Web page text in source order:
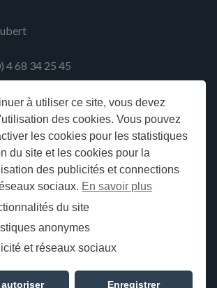
à utiliser ce site, vous devez
des cookies. Vous pouvez
les cookies pour les statistiques
du site et les cookies pour la
des publicités et connections
sociaux. En savoir plus
du sitedu site
anonymes
anonymes
et réseaux sociaux
et réseaux sociaux
Enregistrer
4 68 34 25 45
de ventes
Politique de confidentialité